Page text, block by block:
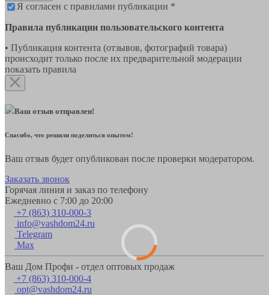
Я согласен с правилами публикации *
Правила публикации пользовательского контента
• Публикация контента (отзывов, фотографий товара)
происходит только после их предварительной модерации
показать правила
Ваш отзыв отправлен!
Спасибо, что решили поделиться опытом!
Ваш отзыв будет опубликован после проверки модератором.
Заказать звонок
Горячая линия и заказ по телефону
Ежедневно с 7:00 до 20:00
+7 (863) 310-000-3
info@vashdom24.ru
Telegram
Max
Ваш Дом Профи - отдел оптовых продаж
+7 (863) 310-000-4
opt@vashdom24.ru